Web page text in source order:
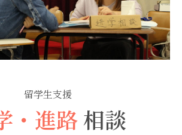
NPO活動 教会活動
留学生支援
・進路 相談